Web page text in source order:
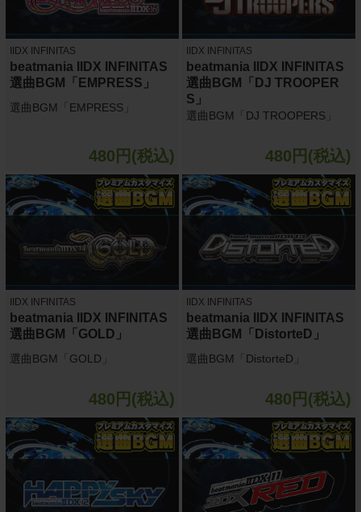
IIDX INFINITAS
beatmania IIDX INFINITAS
選曲BGM「EMPRESS」
選曲BGM「EMPRESS」
480円(税込)
IIDX INFINITAS
beatmania IIDX INFINITAS
選曲BGM「DJ TROOPER
S」
選曲BGM「DJ TROOPERS」
480円(税込)
IIDX INFINITAS
beatmania IIDX INFINITAS
選曲BGM「GOLD」
選曲BGM「GOLD」
480円(税込)
IIDX INFINITAS
beatmania IIDX INFINITAS
選曲BGM「DistorteD」
選曲BGM「DistorteD」
480円(税込)